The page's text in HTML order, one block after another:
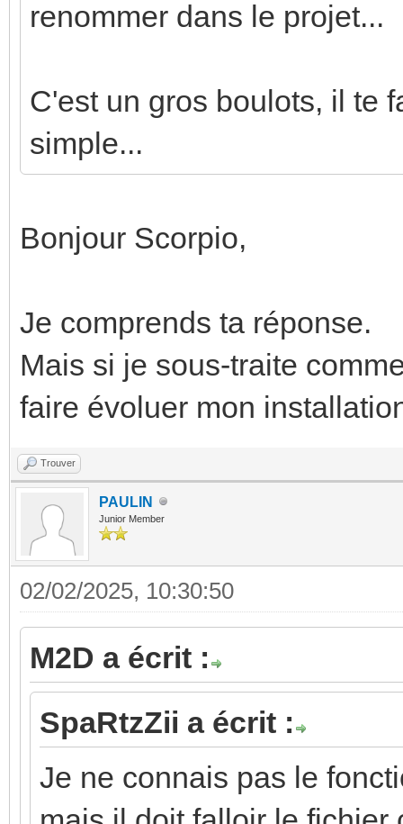
renommer dans le projet...
C'est un gros boulots, il te
simple...
Bonjour Scorpio,
Je comprends ta réponse.
Mais si je sous-traite
faire évoluer mon
Trouver
PAULIN
Junior Member
02/02/2025, 10:30:50
M2D a écrit :
SpaRtzZii a écrit :
Je ne connais pas le